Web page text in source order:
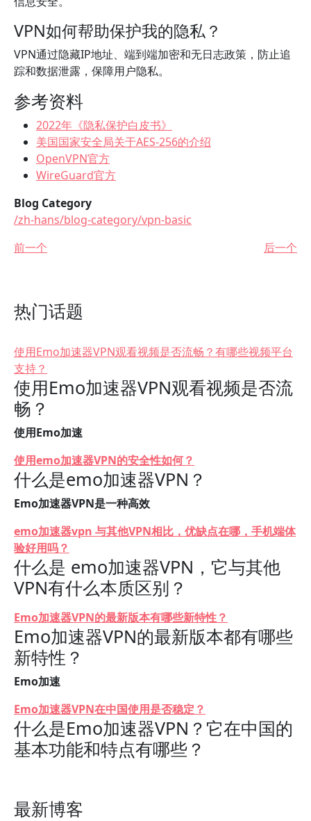
VPN如何帮助保护我的隐私？
VPN通过隐藏IP地址、端到端加密和无日志政策，防止追
踪和数据泄露，保障用户隐私。
参考资料
2022年《隐私保护白皮书》
美国国家安全局关于AES-256的介绍
OpenVPN官方
WireGuard官方
Blog Category
/zh-hans/blog-category/vpn-basic
前一个
后一个
热门话题
使用Emo加速器VPN观看视频是否流畅？有哪些视频平台
支持？
使用Emo加速器VPN观看视频是否流
畅？
使用Emo加速
使用emo加速器VPN的安全性如何？
什么是emo加速器VPN？
Emo加速器VPN是一种高效
emo加速器vpn 与其他VPN相比，优缺点在哪，手机端体
验好用吗？
什么是 emo加速器VPN，它与其他
VPN有什么本质区别？
Emo加速器VPN的最新版本有哪些新特性？
Emo加速器VPN的最新版本都有哪些
新特性？
Emo加速
Emo加速器VPN在中国使用是否稳定？
什么是Emo加速器VPN？它在中国的
基本功能和特点有哪些？
最新博客